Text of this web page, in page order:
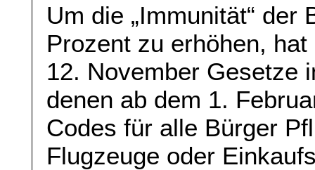
Um die „Immunität“ der
Prozent zu erhöhen,
12. November Gesetze
denen ab dem 1.
Codes für alle Bürger
Flugzeuge oder